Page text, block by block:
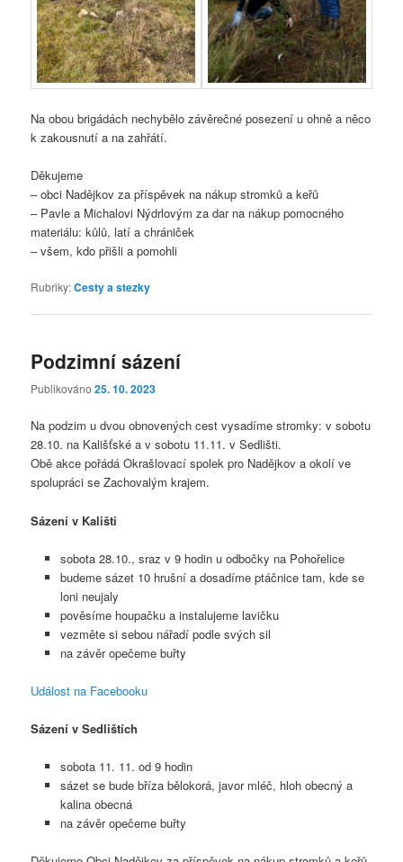
Na obou brigádách nechybělo závěrečné posezení u ohně a něco
k zakousnutí a na zahřátí.
Děkujeme
– obci Nadějkov za příspěvek na nákup stromků a keřů
– Pavle a Michalovi Nýdrlovým za dar na nákup pomocného
materiálu: kůlů, latí a chrániček
– všem, kdo přišli a pomohli
Rubriky:Cesty a stezky
Podzimní sázení
Publikováno25. 10. 2023
Na podzim u dvou obnovených cest vysadíme stromky: v sobotu
28.10. na Kališťské a v sobotu 11.11. v Sedlišti.
Obě akce pořádá Okrašlovací spolek pro Nadějkov a okolí ve
spolupráci se Zachovalým krajem.
Sázení v Kališti
sobota 28.10., sraz v 9 hodin u odbočky na Pohořelice
budeme sázet 10 hrušní a dosadíme ptáčnice tam, kde se
loni neujaly
pověsíme houpačku a instalujeme lavičku
vezměte si sebou nářadí podle svých sil
na závěr opečeme buřty
Událost na Facebooku
Sázení v Sedlištích
sobota 11. 11. od 9 hodin
sázet se bude bříza bělokorá, javor mléč, hloh obecný a
kalina obecná
na závěr opečeme buřty